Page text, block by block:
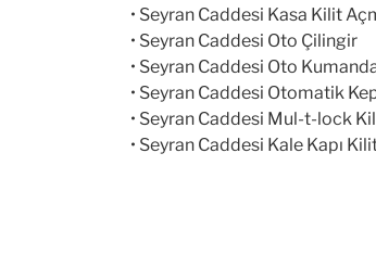
• Seyran Caddesi Kasa Kilit
• Seyran Caddesi Oto Çilingir
• Seyran Caddesi Oto
• Seyran Caddesi Otomatik
• Seyran Caddesi Mul-t-lock
• Seyran Caddesi Kale Kapı